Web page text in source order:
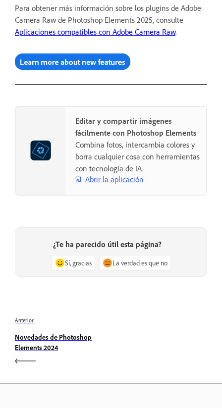
Para obtener más información sobre los plugins de Adobe
Camera Raw de Photoshop Elements 2025, consulte
Aplicaciones compatibles con Adobe Camera Raw.
Editar y compartir imágenes
fácilmente con Photoshop Elements
Combina fotos, intercambia colores y
borra cualquier cosa con herramientas
con tecnología de IA.
Abrir la aplicación
¿Te ha parecido útil esta página?
Sí, gracias La verdad es que no
Anterior
Novedades de Photoshop
Elements 2024